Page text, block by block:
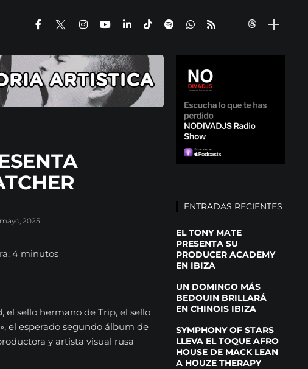
2025
4 minutos
el sello hermano de Trip, el sello
el esperado segundo álbum de
y artista visual rusa
ENTRADAS RECIENTES
EL TONY MATE
PRESENTA SU
PRODUCER ACADEMY
EN IBIZA
UN DOMINGO MÁS
BEDOUIN BRILLARÁ
EN CHINOIS IBIZA
SYMPHONY OF STARS
LLEVA EL TOQUE AFRO
HOUSE DE MACK LEAN
A HOUZE THERAPY